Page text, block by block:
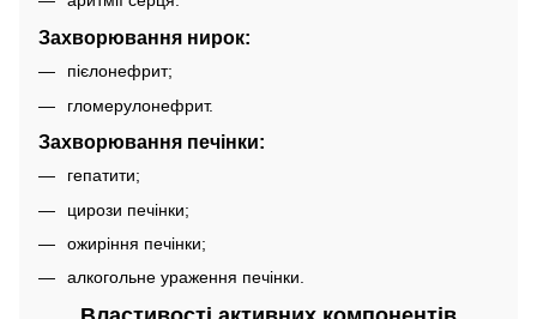
Захворювання нирок:
пієлонефрит;
гломерулонефрит.
Захворювання печінки:
гепатити;
цирози печінки;
ожиріння печінки;
алкогольне ураження печінки.